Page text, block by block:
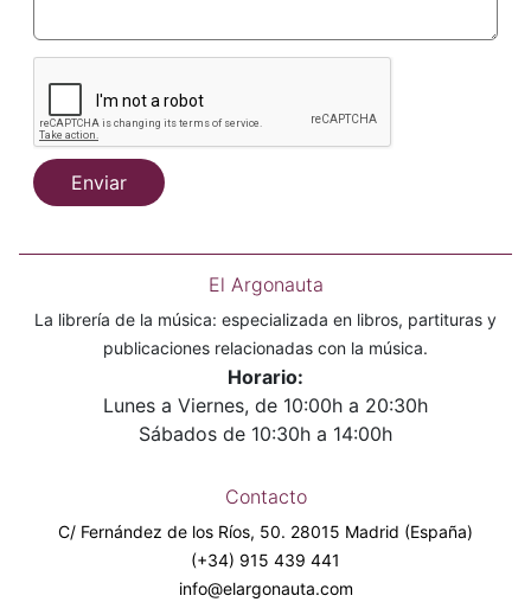
Enviar
El Argonauta
La librería de la música: especializada en libros, partituras y
publicaciones relacionadas con la música.
Horario:
Lunes a Viernes, de 10:00h a 20:30h
Sábados de 10:30h a 14:00h
Contacto
C/ Fernández de los Ríos, 50. 28015 Madrid (España)
(+34) 915 439 441
info@elargonauta.com